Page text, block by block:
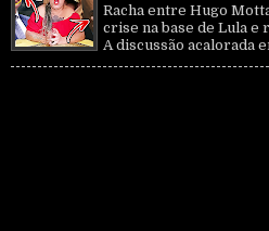
Racha entre Hugo
crise na base de Lula e
A discussão acalorada